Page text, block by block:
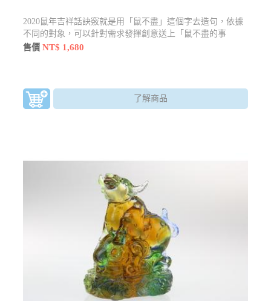
2020鼠年吉祥話訣竅就是用「鼠不盡」這個字去造句，依據
不同的對象，可以針對需求發揮創意送上「鼠不盡的事
物」。
售價NT$ 1,680
了解商品